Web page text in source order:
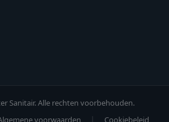
Sanitair. Alle rechten voorbehouden.
voorwaarden Cookiebeleid